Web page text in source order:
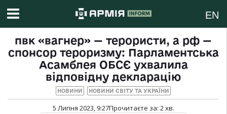
EN
пвк «вагнер» — терористи, а рф —
спонсор тероризму: Парламентська
Асамблея ОБСЄ ухвалила
відповідну декларацію
НОВИНИ НОВИНИ СВІТУ ТА УКРАЇНИ
5 Липня 2023, 9:27Прочитаєте за: 2хв.